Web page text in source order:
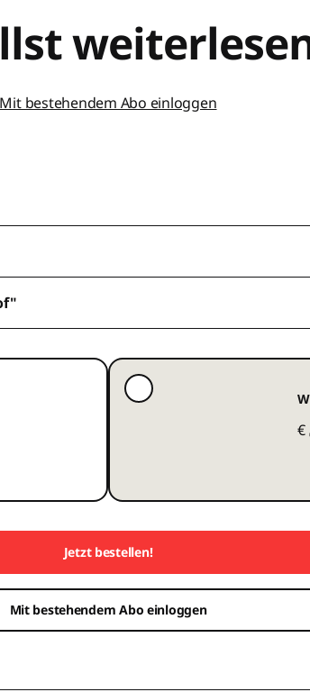
Mit bestehendem Abo einloggen
€
Jetzt bestellen!
Mit bestehendem Abo einloggen